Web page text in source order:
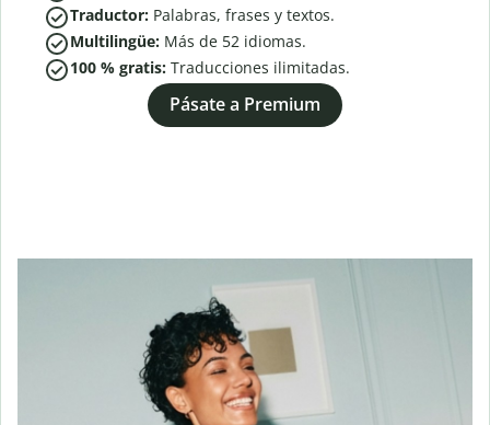
Traductor: Palabras, frases y textos.
Multilingüe: Más de 52 idiomas.
100 % gratis: Traducciones ilimitadas.
Pásate a Premium